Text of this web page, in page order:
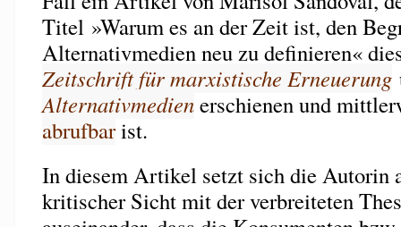
Titel »Warum es an der Zeit ist, den
Alternativmedien neu zu definieren«
Zeitschrift für marxistische Erneuerung
Alternativmedienerschienen und
abrufbarist.
In diesem Artikel setzt sich die Autorin
kritischer Sicht mit der verbreiteten